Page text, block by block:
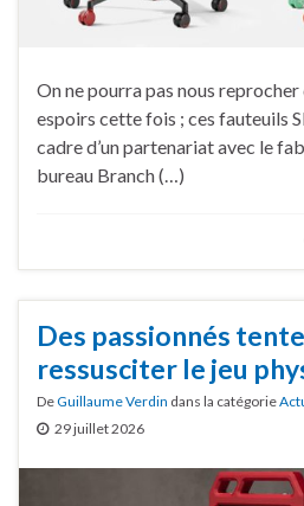
On ne pourra pas nous
espoirs cette fois ; ces fauteuils
cadre d’un partenariat avec le
bureau Branch (…)
Des passionnés
ressusciter le jeu
DeGuillaume Verdin dans la catégorie
29 juillet 2026